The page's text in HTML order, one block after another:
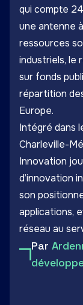
qui compte
une antenne
ressources
industriels, le
sur fonds
répartition
Europe.
Intégré dans
Charleville-
Innovation
d’innovation
son
applications,
réseau au
Par